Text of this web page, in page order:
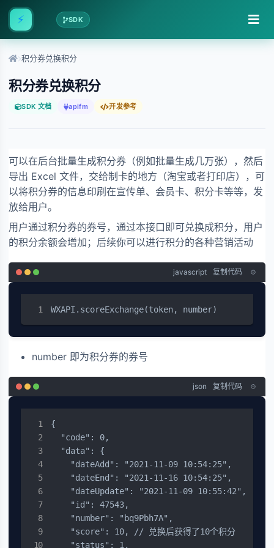
⚡ SDK
积分券兑换积分
积分券兑换积分
SDK 文档 apifm 开发参考
可以在后台批量生成积分券（例如批量生成几万张），然后
导出 Excel 文件，交给制卡的地方（淘宝或者打印店），可
以将积分券的信息印刷在宣传单、会员卡、积分卡等等，发
放给用户。
用户通过积分券的券号，通过本接口即可兑换成积分，用户
的积分余额会增加；后续你可以进行积分的各种营销活动
javascript 复制代码
WXAPI.scoreExchange(token, number)
number 即为积分券的券号
json 复制代码
{
  "code": 0,
  "data": {
    "dateAdd": "2021-11-09 10:54:25",
    "dateEnd": "2021-11-16 10:54:25",
    "dateUpdate": "2021-11-09 10:55:42",
    "id": 47543,
    "number": "bq9Pbh7A",
    "score": 10, // 兑换后获得了10个积分
    "status": 1,